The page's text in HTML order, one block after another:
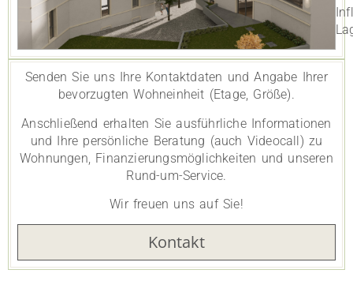
Senden Sie uns Ihre Kontaktdaten und Angabe Ihrer
bevorzugten Wohneinheit (Etage, Größe).
Anschließend erhalten Sie ausführliche Informationen
und Ihre persönliche Beratung (auch Videocall) zu
Wohnungen, Finanzierungsmöglichkeiten und unseren
Rund-um-Service.
Wir freuen uns auf Sie!
Kontakt